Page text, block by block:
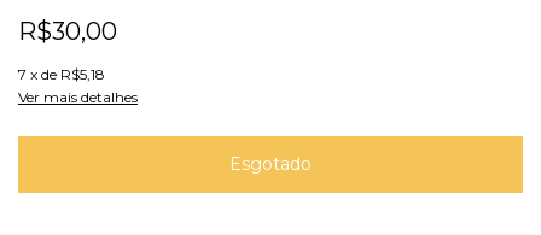
R$30,00
7 x de R$5,18
Ver mais detalhes